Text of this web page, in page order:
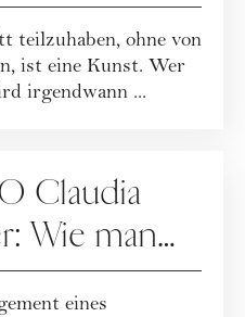
teilzuhaben, ohne von
ist eine Kunst. Wer
irgendwann ...
Claudia
Wie man
eines